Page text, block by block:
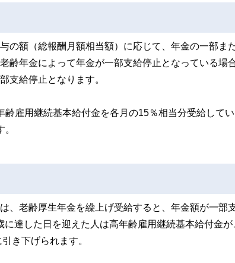
の額（総報酬月額相当額）に応じて、年金の一部ま
齢年金によって年金が一部支給停止となっている場
支給停止となります。
雇用継続基本給付金を各月の15％相当分受給して
、老齢厚生年金を繰上げ受給すると、年金額が一部
達した日を迎えた人は高年齢雇用継続基本給付金が
き下げられます。